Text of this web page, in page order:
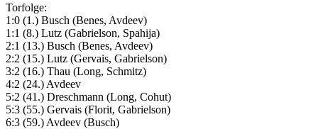
Torfolge:
1:0 (1.) Busch (Benes, Avdeev)
1:1 (8.) Lutz (Gabrielson, Spahija)
2:1 (13.) Busch (Benes, Avdeev)
2:2 (15.) Lutz (Gervais, Gabrielson)
3:2 (16.) Thau (Long, Schmitz)
4:2 (24.) Avdeev
5:2 (41.) Dreschmann (Long, Cohut)
5:3 (55.) Gervais (Florit, Gabrielson)
6:3 (59.) Avdeev (Busch)